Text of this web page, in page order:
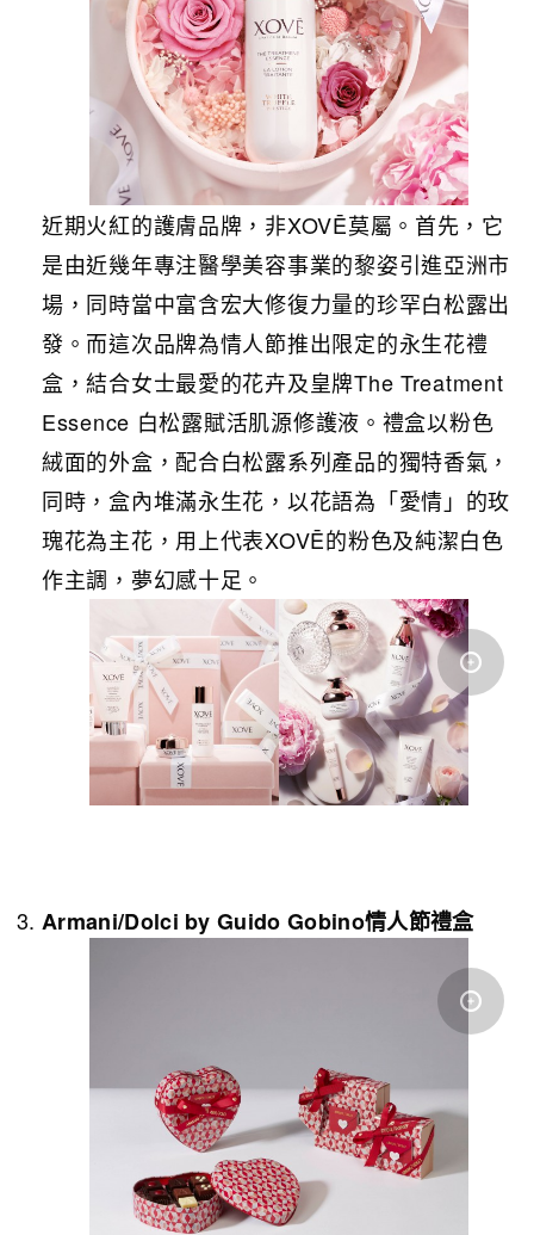
近期火紅的護膚品牌，非XOVĒ莫屬。首先，它
是由近幾年專注醫學美容事業的黎姿引進亞洲市
場，同時當中富含宏大修復力量的珍罕白松露出
發。而這次品牌為情人節推出限定的永生花禮
盒，結合女士最愛的花卉及皇牌The Treatment
Essence 白松露賦活肌源修護液。禮盒以粉色
絨面的外盒，配合白松露系列產品的獨特香氣，
同時，盒內堆滿永生花，以花語為「愛情」的玫
瑰花為主花，用上代表XOVĒ的粉色及純潔白色
作主調，夢幻感十足。
Armani/Dolci by Guido Gobino情人節禮盒